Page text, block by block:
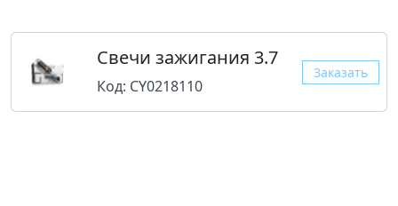
Свечи зажигания 3.7
Код: CY0218110
Заказать